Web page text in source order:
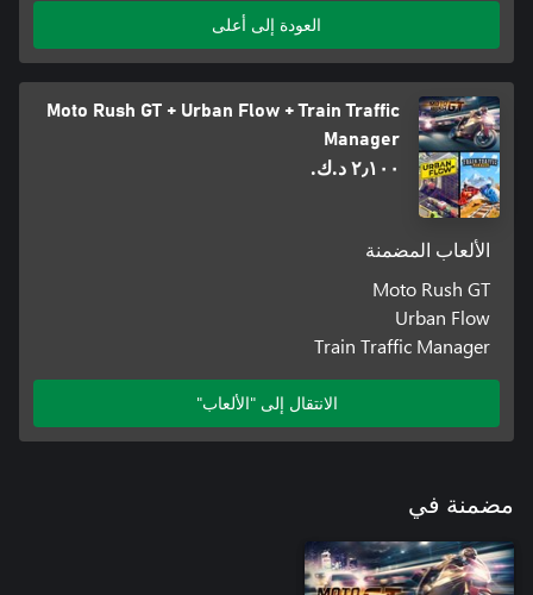
العودة إلى أعلى
Moto Rush GT + Urban Flow + Train Traffic
Manager
٢٫١٠٠ د.ك.‏
الألعاب المضمنة
Moto Rush GT
Urban Flow
Train Traffic Manager
الانتقال إلى "الألعاب"
مضمنة في